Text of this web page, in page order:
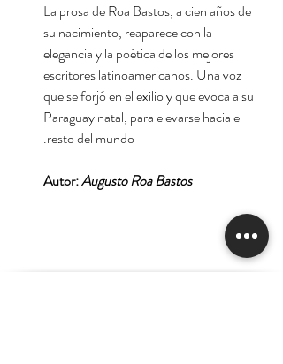
La prosa de Roa Bastos, a cien años de
su nacimiento, reaparece con la
elegancia y la poética de los mejores
escritores latinoamericanos. Una voz
que se forjó en el exilio y que evoca a su
Paraguay natal, para elevarse hacia el
resto del mundo.
Autor:Augusto Roa Bastos